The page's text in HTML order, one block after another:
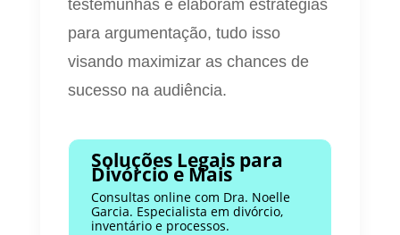
testemunhas e elaboram estratégias
para argumentação, tudo isso
visando maximizar as chances de
sucesso na audiência.
Soluções Legais para
Divórcio e Mais
Consultas online com Dra. Noelle
Garcia. Especialista em divórcio,
inventário e processos.